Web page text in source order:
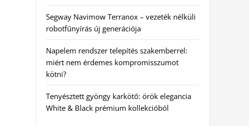
Segway Navimow Terranox – vezeték nélküli
robotfűnyírás új generációja
Napelem rendszer telepítés szakemberrel:
miért nem érdemes kompromisszumot
kötni?
Tenyésztett gyöngy karkötő: örök elegancia
White & Black prémium kollekcióból